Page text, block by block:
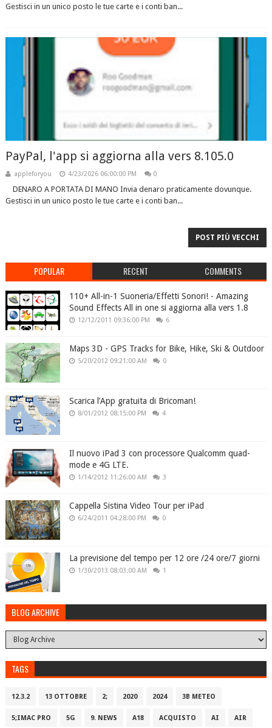
Gestisci in un unico posto le tue carte e i conti ban...
PayPal, l'app si aggiorna alla vers 8.105.0
appleforyou 4/23/2026 06:00:00 PM 0
DENARO A PORTATA DI MANO Invia denaro praticamente dovunque.
Gestisci in un unico posto le tue carte e i conti ban...
POST PIÙ VECCHI
POPULAR RECENT COMMENTS
110+ All-in-1 Suoneria/Effetti Sonori! - Amazing
Sound Effects All in one si aggiorna alla vers 1.8
12/12/2011 09:36:00 PM 6
Maps 3D - GPS Tracks for Bike, Hike, Ski & Outdoor
5/20/2012 09:21:00 AM 0
Scarica l’App gratuita di Bricoman!
8/01/2012 08:15:00 PM 4
Il nuovo iPad 3 con processore Qualcomm quad-
mode e 4G LTE.
1/14/2012 11:26:00 AM 3
Cappella Sistina Video Tour per iPad
6/24/2011 04:28:00 PM 0
La previsione del tempo per 12 ore /24 ore/7 giorni
1/30/2013 08:03:00 AM 1
BLOG ARCHIVE
TAGS
12.3.2 13 OTTOBRE 2; 2020 2024 3B METEO
5;IMAC PRO 5G 9. NEWS A18 ACQUISTO AI AIR